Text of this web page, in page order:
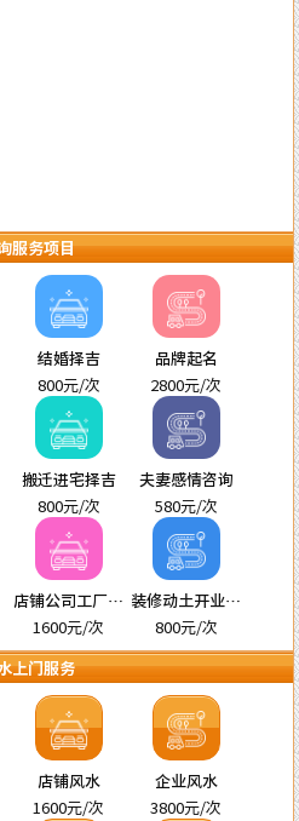
服务项目
结婚择吉
800元/次
品牌起名
2800元/次
搬迁进宅择吉
800元/次
夫妻感情咨询
580元/次
店铺公司工厂起
名
1600元/次
装修动土开业进
宅择吉
800元/次
上门服务
店铺风水
1600元/次
企业风水
3800元/次